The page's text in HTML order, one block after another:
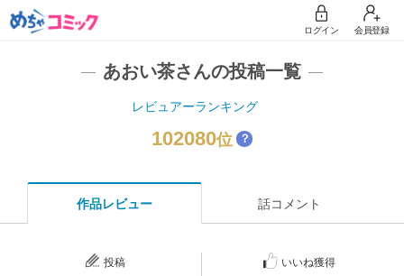
ログイン 会員登録
あおい茶さんの投稿一覧
レビュアーランキング
102080位 ？
作品レビュー 話コメント
投稿 いいね獲得